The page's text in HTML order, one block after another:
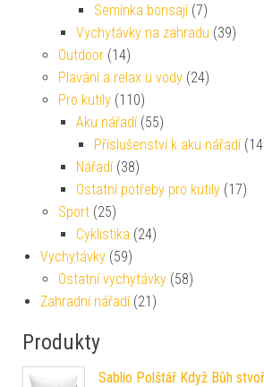
Semínka bonsají (7)
Vychytávky na zahradu (39)
Outdoor (14)
Plavání a relax u vody (24)
Pro kutily (110)
Aku nářadí (55)
Příslušenství k aku nářadí
Nářadí (38)
Ostatní potřeby pro kutily (17)
Sport (25)
Cyklistika (24)
Vychytávky (59)
Ostatní vychytávky (58)
Zahradní nářadí (21)
Produkty
Sablio Polštář Když Bůh